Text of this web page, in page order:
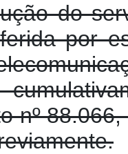
do
por
nº